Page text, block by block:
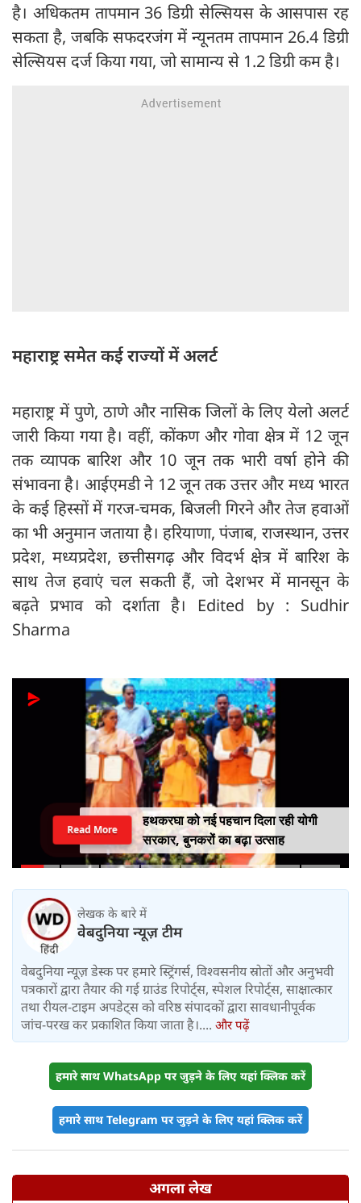
है। अधिकतम तापमान 36 डिग्री सेल्सियस के आसपास रह
सकता है, जबकि सफदरजंग में न्यूनतम तापमान 26.4 डिग्री
सेल्सियस दर्ज किया गया, जो सामान्य से 1.2 डिग्री कम है।
महाराष्ट्र समेत कई राज्यों में अलर्ट
महाराष्ट्र में पुणे, ठाणे और नासिक जिलों के लिए येलो अलर्ट
जारी किया गया है। वहीं, कोंकण और गोवा क्षेत्र में 12 जून
तक व्यापक बारिश और 10 जून तक भारी वर्षा होने की
संभावना है। आईएमडी ने 12 जून तक उत्तर और मध्य भारत
के कई हिस्सों में गरज-चमक, बिजली गिरने और तेज हवाओं
का भी अनुमान जताया है। हरियाणा, पंजाब, राजस्थान, उत्तर
प्रदेश, मध्यप्रदेश, छत्तीसगढ़ और विदर्भ क्षेत्र में बारिश के
साथ तेज हवाएं चल सकती हैं, जो देशभर में मानसून के
बढ़ते प्रभाव को दर्शाता है। Edited by : Sudhir
Sharma
हथकरघा को नई पहचान दिला रही योगी
सरकार, बुनकरों का बढ़ा उत्साह
Read More
लेखक के बारे में
वेबदुनिया न्यूज़ टीम
वेबदुनिया न्यूज़ डेस्क पर हमारे स्ट्रिंगर्स, विश्वसनीय स्रोतों और अनुभवी
पत्रकारों द्वारा तैयार की गई ग्राउंड रिपोर्ट्स, स्पेशल रिपोर्ट्स, साक्षात्कार
तथा रीयल-टाइम अपडेट्स को वरिष्ठ संपादकों द्वारा सावधानीपूर्वक
जांच-परख कर प्रकाशित किया जाता है।.... और पढ़ें
हमारे साथ WhatsApp पर जुड़ने के लिए यहां क्लिक करें
हमारे साथ Telegram पर जुड़ने के लिए यहां क्लिक करें
अगला लेख